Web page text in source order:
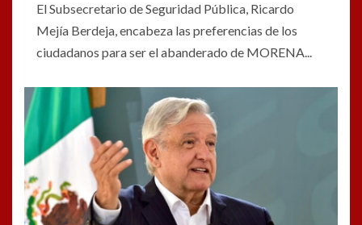
El Subsecretario de Seguridad Pública, Ricardo
Mejía Berdeja, encabeza las preferencias de los
ciudadanos para ser el abanderado de MORENA...